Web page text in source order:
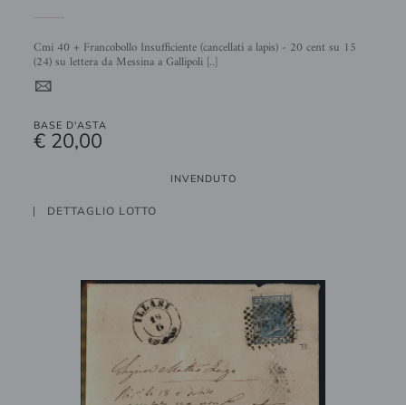
Cmi 40 + Francobollo Insufficiente (cancellati a lapis) - 20 cent su 15
(24) su lettera da Messina a Gallipoli [..]
4
BASE D'ASTA
€ 20,00
INVENDUTO
DETTAGLIO LOTTO